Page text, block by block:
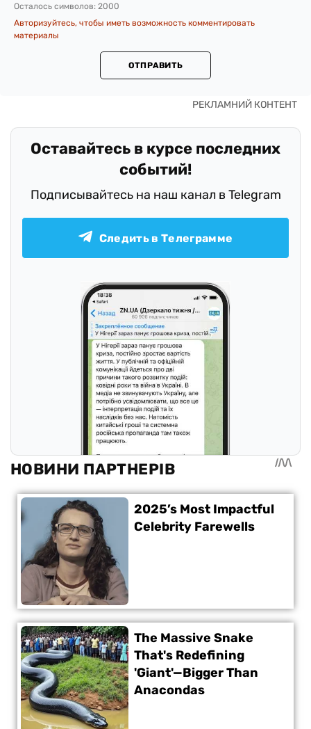
Осталось символов: 2000
Авторизуйтесь, чтобы иметь возможность комментировать
материалы
ОТПРАВИТЬ
Оставайтесь в курсе последних
событий!
Подписывайтесь на наш канал в Telegram
Следить в Телеграмме